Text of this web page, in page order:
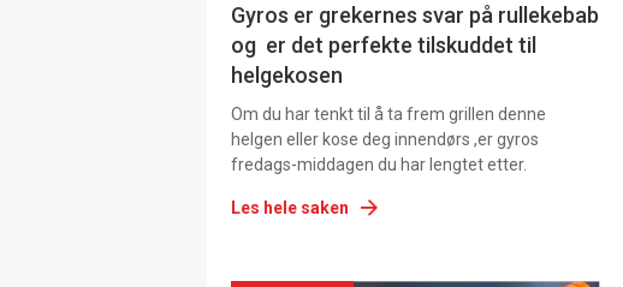
Gyros er grekernes svar på rullekebab
og er det perfekte tilskuddet til
helgekosen
Om du har tenkt til å ta frem grillen denne
helgen eller kose deg innendørs ,er gyros
fredags-middagen du har lengtet etter.
Les hele saken